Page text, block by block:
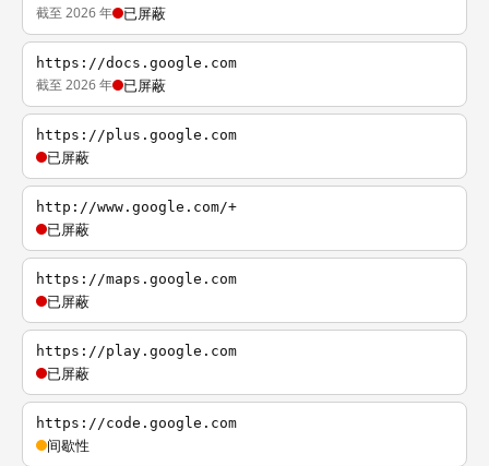
截至 2026 年 已屏蔽
https://docs.google.com
截至 2026 年 已屏蔽
https://plus.google.com
已屏蔽
http://www.google.com/+
已屏蔽
https://maps.google.com
已屏蔽
https://play.google.com
已屏蔽
https://code.google.com
间歇性